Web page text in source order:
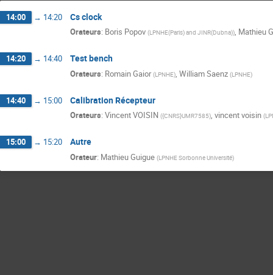
14:00 → 14:20 Cs clock
Orateurs: Boris Popov (LPNHE(Paris) and JINR(Dubna)), Mathieu
14:20 → 14:40 Test bench
Orateurs: Romain Gaior (LPNHE) William Saenz (LPNHE)
14:40 → 15:00 Calibration Récepteur
Orateurs: Vincent VOISIN ({CNRS}UMR7585), vincent voisin (
15:00 → 15:20 Autre
Orateur: Mathieu Guigue (LPNHE Sorbonne Université)